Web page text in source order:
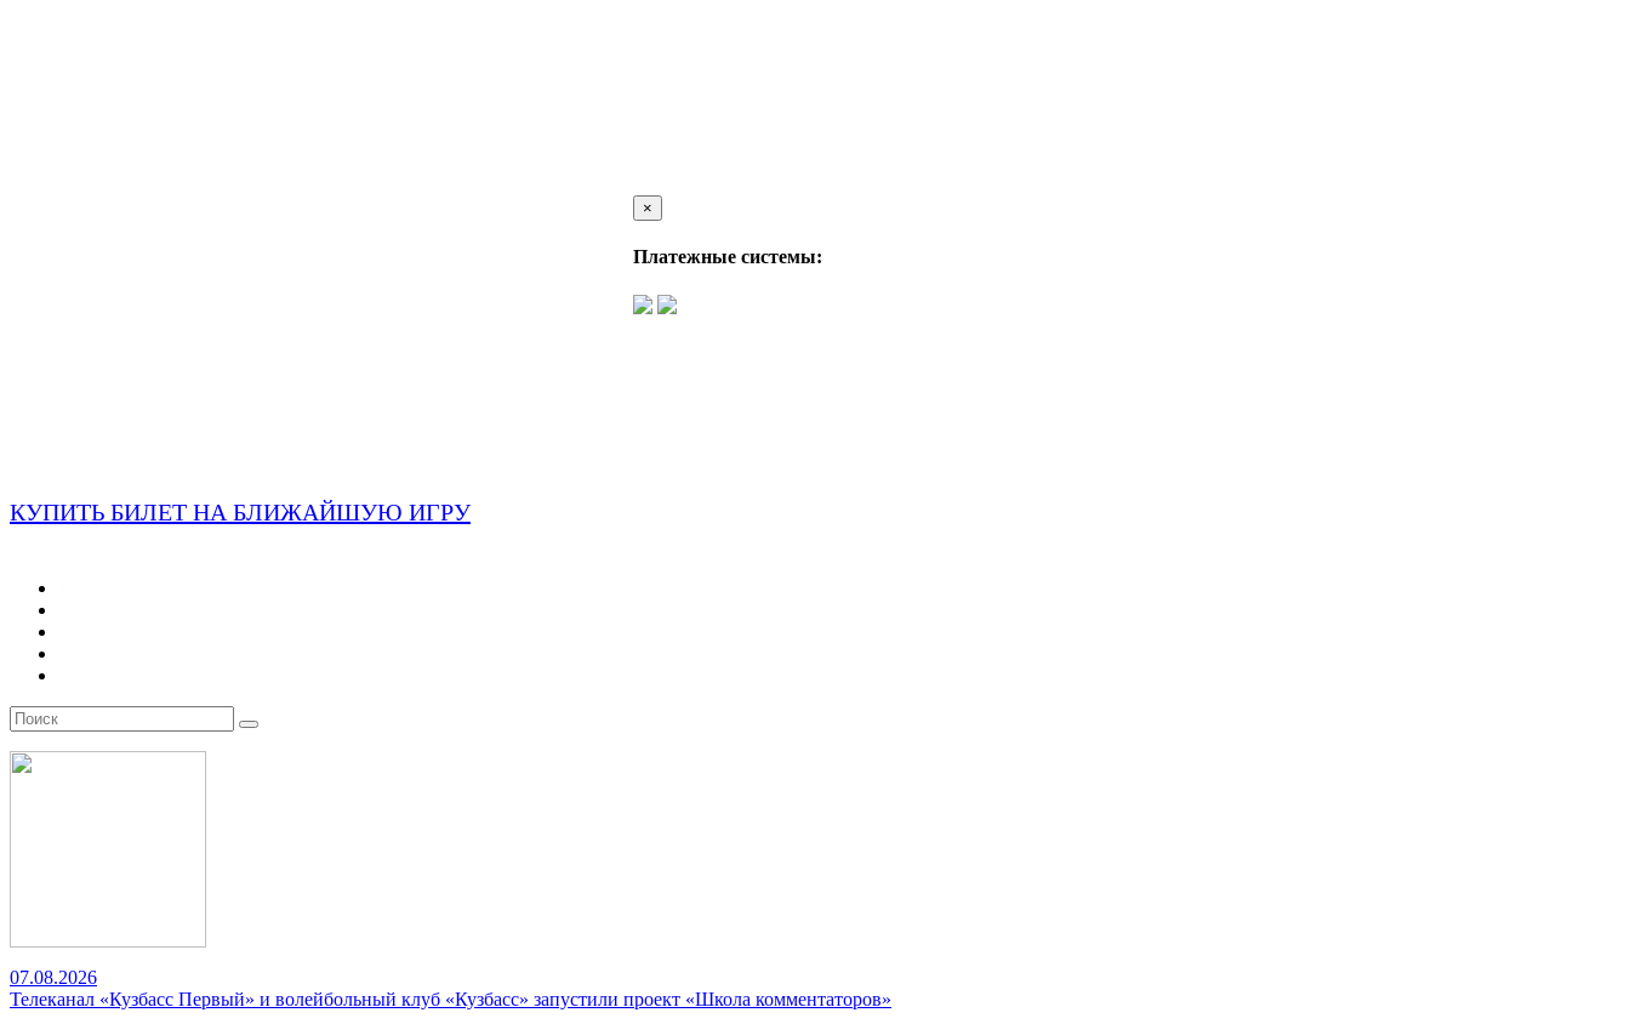
×
Платежные системы:
КУПИТЬ БИЛЕТ НА БЛИЖАЙШУЮ ИГРУ
07.08.2026
Телеканал «Кузбасс Первый» и волейбольный клуб «Кузбасс» запустили проект «Школа комментаторов»